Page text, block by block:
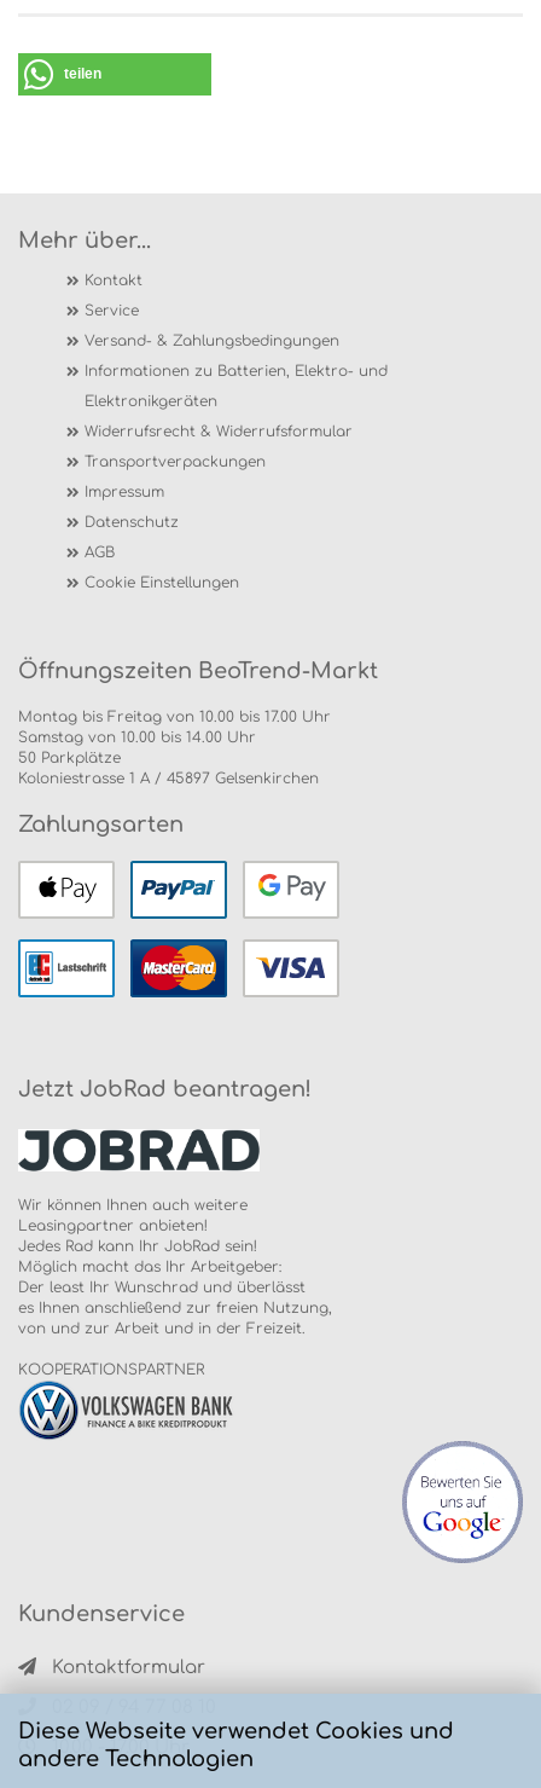
Diese Webseite verwendet Cookies und
andere Technologien
teilen
Mehr über...
Kontakt
Service
Versand- & Zahlungsbedingungen
Informationen zu Batterien, Elektro- und
Elektronikgeräten
Widerrufsrecht & Widerrufsformular
Transportverpackungen
Impressum
Datenschutz
AGB
Cookie Einstellungen
Öffnungszeiten BeoTrend-Markt
Montag bis Freitag von 10.00 bis 17.00 Uhr
Samstag von 10.00 bis 14.00 Uhr
50 Parkplätze
Koloniestrasse 1 A / 45897 Gelsenkirchen
Zahlungsarten
Jetzt JobRad beantragen!
Wir können Ihnen auch weitere
Leasingpartner anbieten!
Jedes Rad kann Ihr JobRad sein!
Möglich macht das Ihr Arbeitgeber:
Der least Ihr Wunschrad und überlässt
es Ihnen anschließend zur freien Nutzung,
von und zur Arbeit und in der Freizeit.
KOOPERATIONSPARTNER
Kundenservice
Kontaktformular
10.00 - 17.00 Uhr